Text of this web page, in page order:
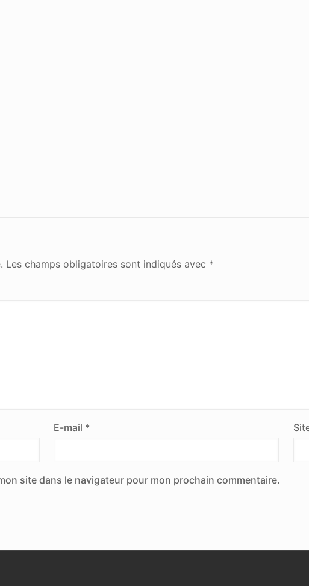
Les champs obligatoires sont indiqués avec *
E-mail *
site dans le navigateur pour mon prochain commentaire.